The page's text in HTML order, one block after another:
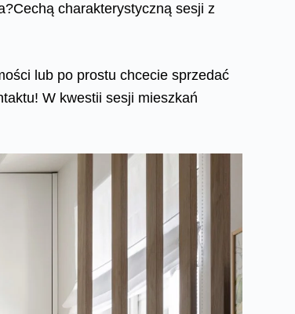
charakterystyczną sesji z
lub po prostu chcecie sprzedać
W kwestii sesji mieszkań